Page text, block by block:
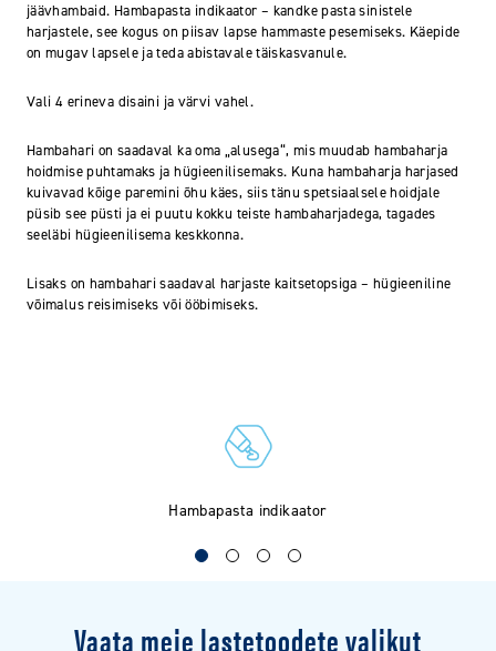
jäävhambaid. Hambapasta indikaator – kandke pasta sinistele
harjastele, see kogus on piisav lapse hammaste pesemiseks. Käepide
on mugav lapsele ja teda abistavale täiskasvanule.
Vali 4 erineva disaini ja värvi vahel.
Hambahari on saadaval ka oma „alusega“, mis muudab hambaharja
hoidmise puhtamaks ja hügieenilisemaks. Kuna hambaharja harjased
kuivavad kõige paremini õhu käes, siis tänu spetsiaalsele hoidjale
püsib see püsti ja ei puutu kokku teiste hambaharjadega, tagades
seeläbi hügieenilisema keskkonna.
Lisaks on hambahari saadaval harjaste kaitsetopsiga – hügieeniline
võimalus reisimiseks või ööbimiseks.
Vaata meie lastetoodete valikut